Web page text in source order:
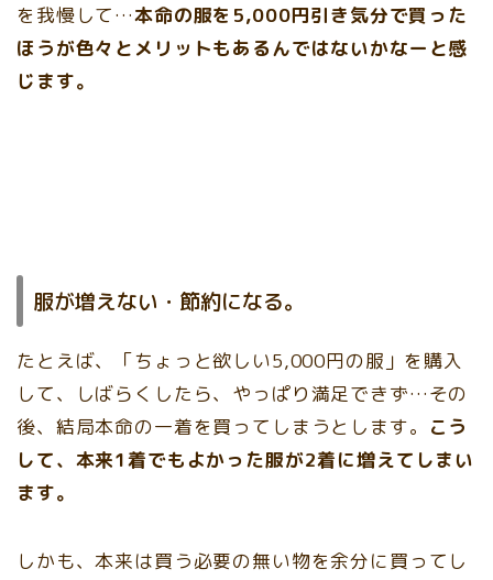
を我慢して…本命の服を5,000円引き気分で買った
ほうが色々とメリットもあるんではないかなーと感
じます。
服が増えない・節約になる。
たとえば、「ちょっと欲しい5,000円の服」を購入
して、しばらくしたら、やっぱり満足できず…その
後、結局本命の一着を買ってしまうとします。
こう
して、本来1着でもよかった服が2着に増えてしまい
ます。
しかも、本来は買う必要の無い物を余分に買ってし